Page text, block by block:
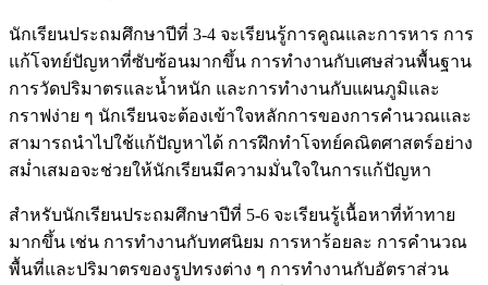
นักเรียนประถมศึกษาปีที่ 3-4 จะเรียนรู้การคูณและการหาร การ
แก้โจทย์ปัญหาที่ซับซ้อนมากขึ้น การทำงานกับเศษส่วนพื้นฐาน
การวัดปริมาตรและน้ำหนัก และการทำงานกับแผนภูมิและ
กราฟง่าย ๆ นักเรียนจะต้องเข้าใจหลักการของการคำนวณและ
สามารถนำไปใช้แก้ปัญหาได้ การฝึกทำโจทย์คณิตศาสตร์อย่าง
สม่ำเสมอจะช่วยให้นักเรียนมีความมั่นใจในการแก้ปัญหา
สำหรับนักเรียนประถมศึกษาปีที่ 5-6 จะเรียนรู้เนื้อหาที่ท้าทาย
มากขึ้น เช่น การทำงานกับทศนิยม การหาร้อยละ การคำนวณ
พื้นที่และปริมาตรของรูปทรงต่าง ๆ การทำงานกับอัตราส่วน